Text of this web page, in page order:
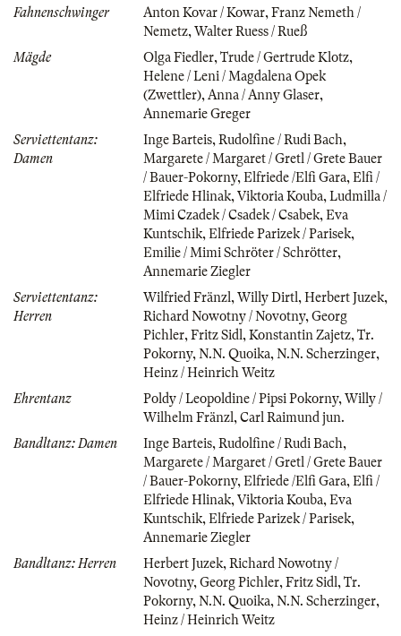
Fahnenschwinger
Anton Kovar / Kowar, Franz Nemeth /
Nemetz, Walter Ruess / Rueß
Mägde
Olga Fiedler, Trude / Gertrude Klotz,
Helene / Leni / Magdalena Opek
(Zwettler), Anna / Anny Glaser,
Annemarie Greger
Serviettentanz:
Damen
Inge Barteis, Rudolfine / Rudi Bach,
Margarete / Margaret / Gretl / Grete Bauer
/ Bauer-Pokorny, Elfriede /Elfi Gara, Elfi /
Elfriede Hlinak, Viktoria Kouba, Ludmilla /
Mimi Czadek / Csadek / Csabek, Eva
Kuntschik, Elfriede Parizek / Parisek,
Emilie / Mimi Schröter / Schrötter,
Annemarie Ziegler
Serviettentanz:
Herren
Wilfried Fränzl , Willy Dirtl , Herbert Juzek,
Richard Nowotny / Novotny, Georg
Pichler, Fritz Sidl , Konstantin Zajetz, Tr.
Pokorny, N.N. Quoika, N.N. Scherzinger,
Heinz / Heinrich Weitz
Ehrentanz
Poldy / Leopoldine / Pipsi Pokorny, Willy /
Wilhelm Fränzl , Carl Raimund jun.
Bandltanz: Damen
Inge Barteis, Rudolfine / Rudi Bach,
Margarete / Margaret / Gretl / Grete Bauer
/ Bauer-Pokorny, Elfriede /Elfi Gara, Elfi /
Elfriede Hlinak, Viktoria Kouba, Eva
Kuntschik, Elfriede Parizek / Parisek,
Annemarie Ziegler
Bandltanz: Herren
Herbert Juzek, Richard Nowotny /
Novotny, Georg Pichler, Fritz Sidl , Tr.
Pokorny, N.N. Quoika, N.N. Scherzinger,
Heinz / Heinrich Weitz